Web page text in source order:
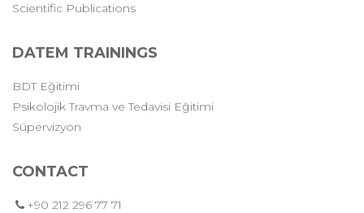
Scientific Publications
DATEM TRAININGS
BDT Eğitimi
Psikolojik Travma ve Tedavisi Eğitimi
Süpervizyon
CONTACT
+90 212 296 77 71